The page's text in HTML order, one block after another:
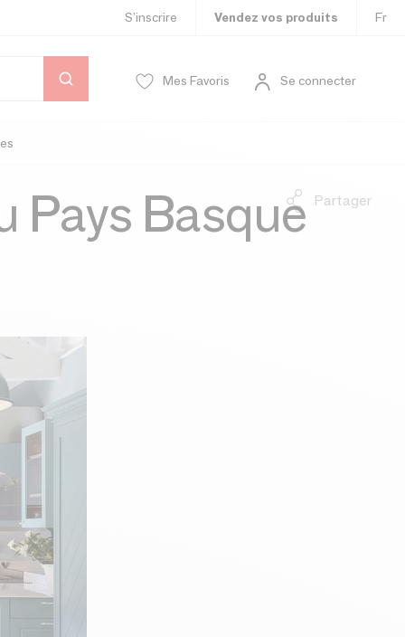
S’inscrire Vendez vos produits Fr
Mes Favoris Se connecter
Pays Basque Partager